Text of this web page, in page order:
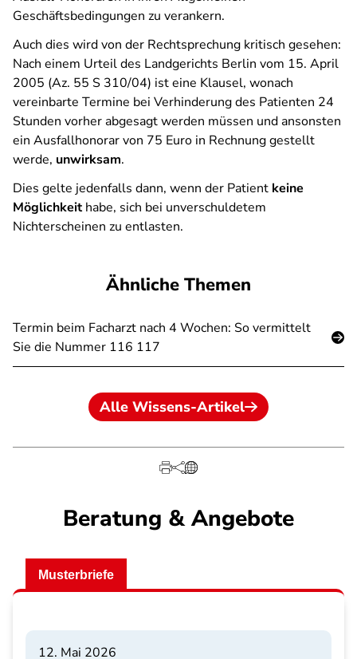
Geschäftsbedingungen zu verankern.
Auch dies wird von der Rechtsprechung kritisch gesehen:
Nach einem Urteil des Landgerichts Berlin vom 15. April
2005 (Az. 55 S 310/04) ist eine Klausel, wonach
vereinbarte Termine bei Verhinderung des Patienten 24
Stunden vorher abgesagt werden müssen und ansonsten
ein Ausfallhonorar von 75 Euro in Rechnung gestellt
werde, unwirksam.
Dies gelte jedenfalls dann, wenn der Patient keine
Möglichkeithabe, sich bei unverschuldetem
Nichterscheinen zu entlasten.
Ähnliche Themen
Termin beim Facharzt nach 4 Wochen: So vermittelt
Sie die Nummer 116 117
Alle Wissens-Artikel
Beratung & Angebote
Musterbriefe
12. Mai 2026